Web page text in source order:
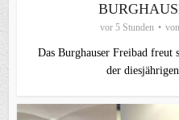
vor 5 Stunden von
Das Burghauser Freibad freut
der